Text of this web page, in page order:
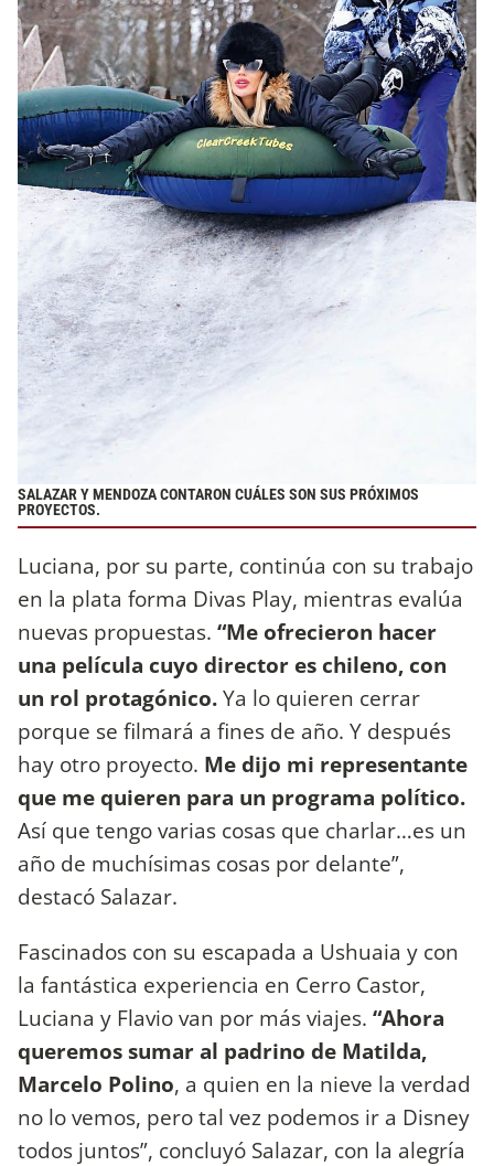
SALAZAR Y MENDOZA CONTARON CUÁLES SON SUS PRÓXIMOS
PROYECTOS.
Luciana, por su parte, continúa con su trabajo
en la plata forma Divas Play, mientras evalúa
nuevas propuestas. “Me ofrecieron hacer
una película cuyo director es chileno, con
un rol protagónico.Ya lo quieren cerrar
porque se filmará a fines de año. Y después
hay otro proyecto. Me dijo mi representante
que me quieren para un programa político.
Así que tengo varias cosas que charlar…es un
año de muchísimas cosas por delante”,
destacó Salazar.
Fascinados con su escapada a Ushuaia y con
la fantástica experiencia en Cerro Castor,
Luciana y Flavio van por más viajes. “Ahora
queremos sumar al padrino de Matilda,
Marcelo Polino, a quien en la nieve la verdad
no lo vemos, pero tal vez podemos ir a Disney
todos juntos”, concluyó Salazar, con la alegría